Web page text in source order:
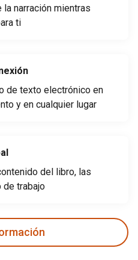
la narración mientras
ti
de texto electrónico en
y en cualquier lugar
del libro, las
de trabajo